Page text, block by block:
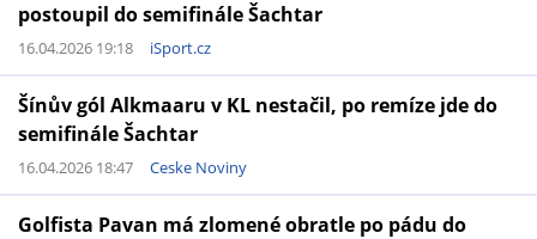
postoupil do semifinále Šachtar
16.04.2026 19:18 iSport.cz
Šínův gól Alkmaaru v KL nestačil, po remíze jde do
semifinále Šachtar
16.04.2026 18:47 Ceske Noviny
Golfista Pavan má zlomené obratle po pádu do